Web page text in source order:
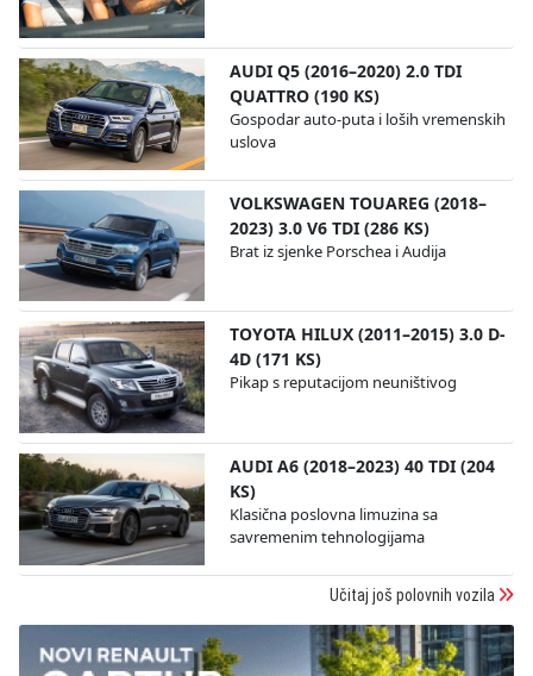
AUDI Q5 (2016–2020) 2.0 TDI
QUATTRO (190 KS)
Gospodar auto-puta i loših vremenskih
uslova
VOLKSWAGEN TOUAREG (2018–
2023) 3.0 V6 TDI (286 KS)
Brat iz sjenke Porschea i Audija
TOYOTA HILUX (2011–2015) 3.0 D-
4D (171 KS)
Pikap s reputacijom neuništivog
AUDI A6 (2018–2023) 40 TDI (204
KS)
Klasična poslovna limuzina sa
savremenim tehnologijama
Učitaj još polovnih vozila